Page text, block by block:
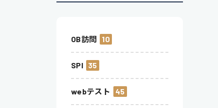
OB訪問 10
SPI 35
webテスト 45